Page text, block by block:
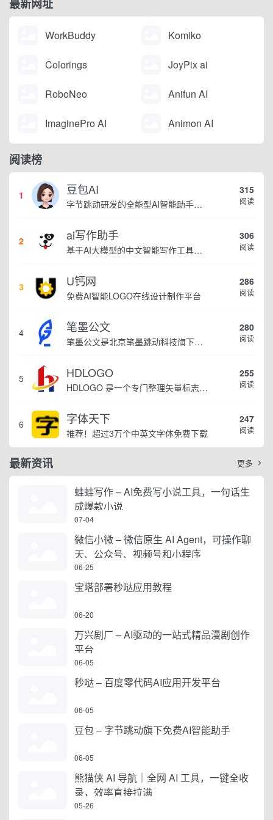
最新网址
WorkBuddy Komiko
Colorings JoyPix ai
RoboNeo Anifun AI
ImaginePro AI Animon AI
阅读榜
1 豆包AI
字节跳动研发的全能型AI智能助手，提供智能对话、知识问答、内容创作、学习办公等一站式AI服务
315
阅读
2 ai写作助手
基于AI大模型的中文智能写作工具，面向学生、自媒体、职场人士提供一站式文本创作服务 核心定位 AI写作助手是依托人工智能技术打造的创作辅助平台，专注中文文本生成与优化，帮助用户快速完成各类文案、文章、论文等内容创作，提升写作效率 核心功能 ...
306
阅读
3 U钙网
免费AI智能LOGO在线设计制作平台
286
阅读
4 笔墨公文
笔墨公文是北京笔墨跳动科技旗下垂直公文赛道 AIGC 创作平台，深耕体制公文专业场景，依托海量标准公文语料训练专属大模型。平台整合 AI 公文生成、全维度智能校对、范文库、实时更新素材库、标准化公文模板五大核心板块，兼顾公文快速撰写、文稿合...
280
阅读
5 HDLOGO
HDLOGO 是一个专门整理矢量标志和图标的网站，提供各类品牌和公司的矢量标志下载服务，主要面向设计师、营销人员和企业用户，帮他们获取高质量的品牌标识资源。
255
阅读
6 字体天下
推荐！超过3万个中英文字体免费下载
247
阅读
最新资讯 更多 
蛙蛙写作 – AI免费写小说工具，一句话生
成爆款小说
07-04
微信小微 – 微信原生 AI Agent，可操作聊
天、公众号、视频号和小程序
06-25
宝塔部署秒哒应用教程
06-20
万兴剧厂 – AI驱动的一站式精品漫剧创作
平台
06-05
秒哒 – 百度零代码AI应用开发平台
06-05
豆包 – 字节跳动旗下免费AI智能助手
06-05
熊猫侠 AI 导航｜全网 AI 工具，一键全收
录，效率直接拉满
05-26